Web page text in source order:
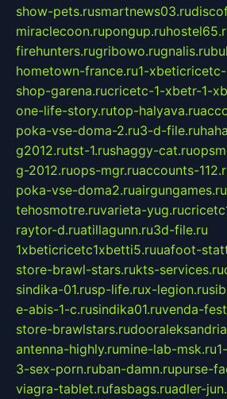
show-pets.rusmartnews03.ru
miraclecoon.rupongup.ru
firehunters.rugribowo.rugnalis.ru
hometown-france.ru1-
shop-garena.rucricetc-1-xbetr-1-
one-life-story.rutop-halyava.ru
poka-vse-doma-2.ru3-d-file.ru
g2012.rutst-1.rushaggy-cat.ru
g-2012.ruops-mgr.ruaccounts-
poka-vse-doma2.ruairgungames.ru
tehosmotre.ruvarieta-yug.ru
raytor-d.ruatillagunn.ru3d-file.ru
1xbeticricetc1xbetti5.ruuafoot-
store-brawl-stars.rukts-services.ru
sindika-01.rusp-life.rux-legion.ru
e-abis-1-c.rusindika01.ruvenda-
store-brawlstars.ru
antenna-highly.rumine-lab-msk.ru
3-sex-porn.ruban-damn.rupurse-
viagra-tablet.rufasbags.ruadler-